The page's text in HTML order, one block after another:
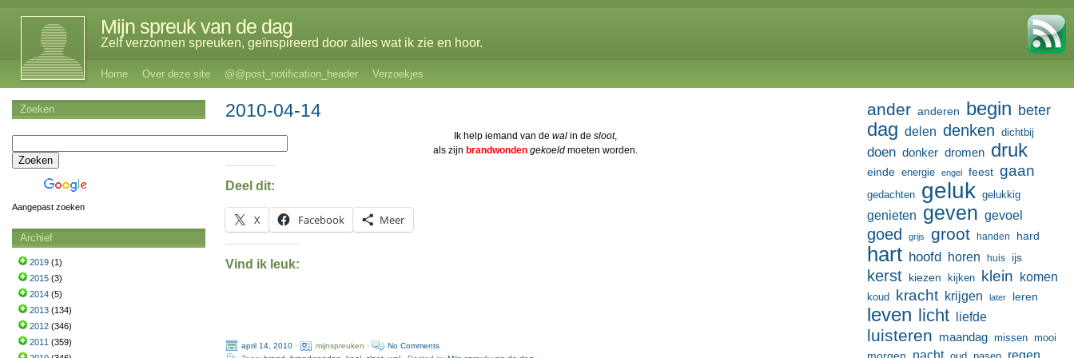
Mijn spreuk van de dag
Zelf verzonnen spreuken, geïnspireerd door alles wat ik zie en hoor.
Home Over deze site @@post_notification_header Verzoekjes
2010-04-14
Ik help iemand van de walin de sloot,
als zijn brandwonden gekoeldmoeten worden.
Deel dit:
X Facebook Meer
Vind ik leuk:
april 14, 2010 · mijnspreuken ·
No Comments
ander anderen begin beter
dag delen denken dichtbij
doen donker dromen druk
einde energie engel feest gaan
gedachten geluk gelukkig
genieten geven gevoel
goed grijs groot handen hard
hart hoofd horen huis ijs
kerst kiezen kijken klein komen
koud kracht krijgen later leren
leven licht liefde
luisteren maandag missen mooi
nacht regen
Zoeken
Aangepast zoeken
Archief
2019 (1)
2015 (3)
2014 (5)
2013 (134)
2012 (346)
2011 (359)